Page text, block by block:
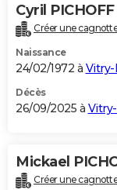
Bricolage
Lifestyle
Culture
Sport
Auto
Television
Voyage
Cinema
Cyril PICHOFF
Créer une
Naissance
24/02/1972 à Vitry-
Décès
26/09/2025 à
Mickael
Créer une